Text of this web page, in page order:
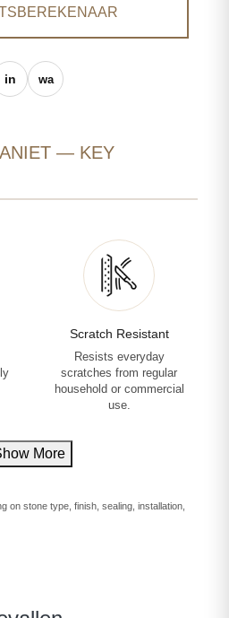
— KEY
Scratch Resistant
Resists everyday
scratches from regular
household or commercial
use.
More
on stone type, finish, sealing, installation,